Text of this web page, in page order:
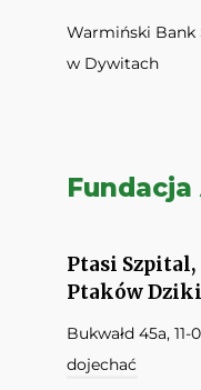
Warmiński Bank
w Dywitach
Ptasi
Ptaków
Bukwałd 45a,
dojechać